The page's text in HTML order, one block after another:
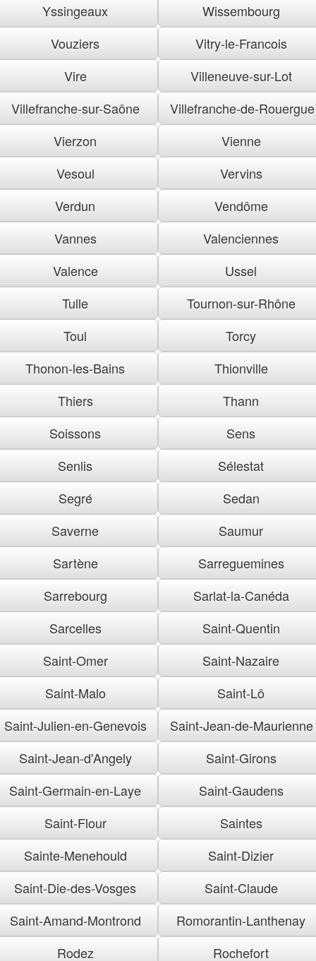
Yssingeaux
Wissembourg
Vouziers
Vitry-le-Francois
Vire
Villeneuve-sur-Lot
Villefranche-sur-Saône
Villefranche-de-Rouergue
Vierzon
Vienne
Vesoul
Vervins
Verdun
Vendôme
Vannes
Valenciennes
Valence
Ussel
Tulle
Tournon-sur-Rhône
Toul
Torcy
Thonon-les-Bains
Thionville
Thiers
Thann
Soissons
Sens
Senlis
Sélestat
Segré
Sedan
Saverne
Saumur
Sartène
Sarreguemines
Sarrebourg
Sarlat-la-Canéda
Sarcelles
Saint-Quentin
Saint-Omer
Saint-Nazaire
Saint-Malo
Saint-Lô
Saint-Julien-en-Genevois
Saint-Jean-de-Maurienne
Saint-Jean-d'Angely
Saint-Girons
Saint-Germain-en-Laye
Saint-Gaudens
Saint-Flour
Saintes
Sainte-Menehould
Saint-Dizier
Saint-Die-des-Vosges
Saint-Claude
Saint-Amand-Montrond
Romorantin-Lanthenay
Rodez
Rochefort